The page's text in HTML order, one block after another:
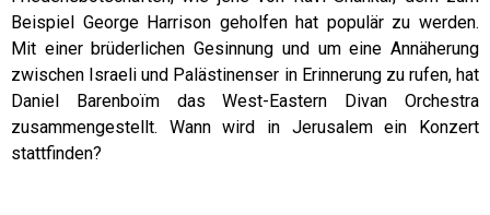
Beispiel George Harrison geholfen hat populär zu werden.
Mit einer brüderlichen Gesinnung und um eine Annäherung
zwischen Israeli und Palästinenser in Erinnerung zu rufen, hat
Daniel Barenboïm das West-Eastern Divan Orchestra
zusammengestellt. Wann wird in Jerusalem ein Konzert
stattfinden?